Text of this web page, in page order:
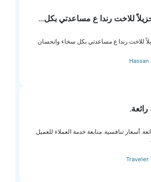
رندا ع مساعدتي بكل…
رندا ع مساعدتي بكل سخاء واتحسان
تنافسية. متابعة خدمة العملاء للعميل.